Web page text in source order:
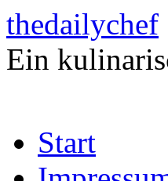
thedailychef
Ein
Inhalt
springenStart